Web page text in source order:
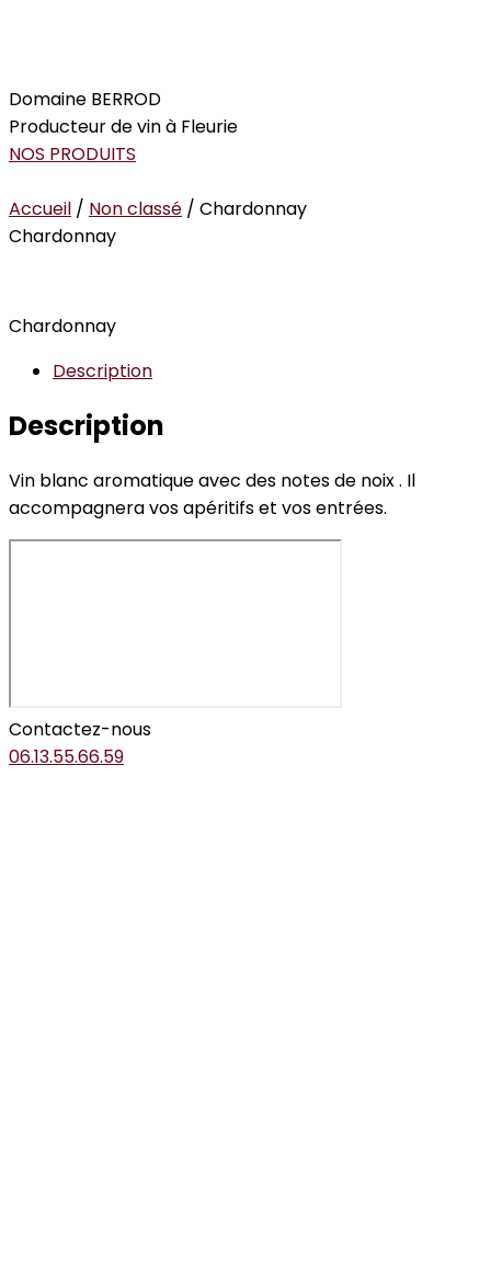
Domaine BERROD
Producteur de vin à Fleurie
NOS PRODUITS
Accueil / Non classé / Chardonnay
Chardonnay
Chardonnay
Description
Description
Vin blanc aromatique avec des notes de noix . Il
accompagnera vos apéritifs et vos entrées.
Contactez-nous
06.13.55.66.59